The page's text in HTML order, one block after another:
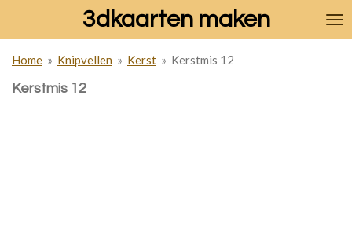
de
hoofdinhoud
3dkaarten maken
Home » Knipvellen » Kerst » Kerstmis 12
Kerstmis 12